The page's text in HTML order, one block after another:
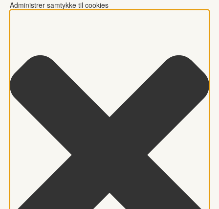
Administrer samtykke til cookies